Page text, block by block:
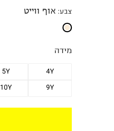
צבע: אוף ווייט
מידה
4Y
5Y
9Y
10Y